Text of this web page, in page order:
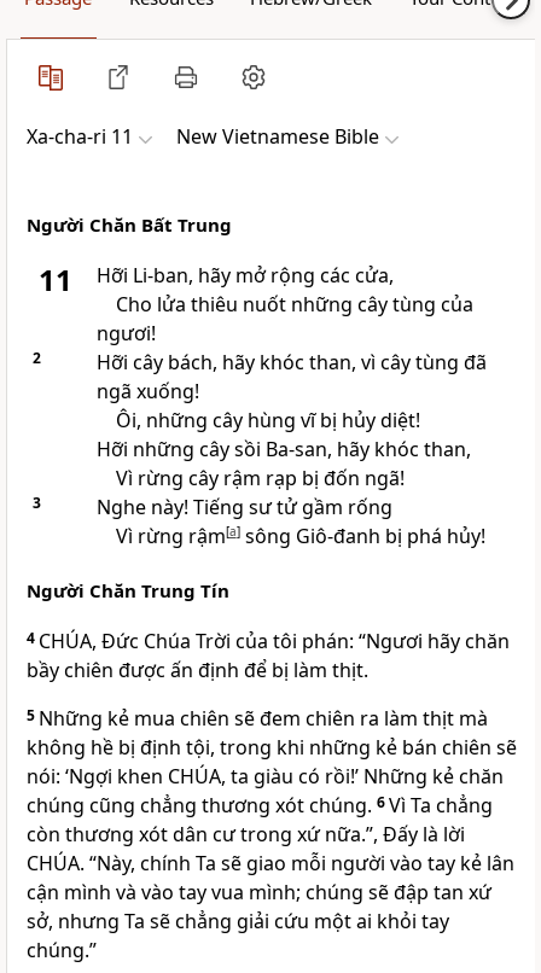
Xa-cha-ri 11 New Vietnamese Bible
Người Chăn Bất Trung
11
Hỡi Li-ban, hãy mở rộng các cửa,
Cho lửa thiêu nuốt những cây tùng của
ngươi!
2
Hỡi cây bách, hãy khóc than, vì cây tùng đã
ngã xuống!
Ôi, những cây hùng vĩ bị hủy diệt!
Hỡi những cây sồi Ba-san, hãy khóc than,
Vì rừng cây rậm rạp bị đốn ngã!
3
Nghe này! Tiếng sư tử gầm rống
Vì rừng rậm[a]sông Giô-đanh bị phá hủy!
Người Chăn Trung Tín
4 CHÚA, Đức Chúa Trời của tôi phán: “Ngươi hãy chăn
bầy chiên được ấn định để bị làm thịt.
5 Những kẻ mua chiên sẽ đem chiên ra làm thịt mà
không hề bị định tội, trong khi những kẻ bán chiên sẽ
nói: ‘Ngợi khen CHÚA, ta giàu có rồi!’ Những kẻ chăn
chúng cũng chẳng thương xót chúng. 6Vì Ta chẳng
còn thương xót dân cư trong xứ nữa.”, Ðấy là lời
CHÚA. “Này, chính Ta sẽ giao mỗi người vào tay kẻ lân
cận mình và vào tay vua mình; chúng sẽ đập tan xứ
sở, nhưng Ta sẽ chẳng giải cứu một ai khỏi tay
chúng.”